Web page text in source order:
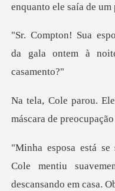
enquanto ele
da gala ontem à
máscara d
Cole mentiu
d